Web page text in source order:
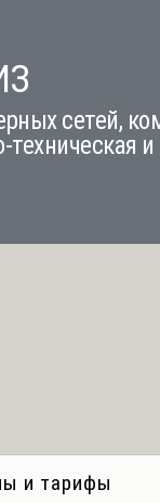
сетей,
техническая
и тарифы